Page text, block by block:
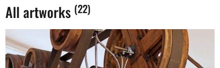
All artworks (22)